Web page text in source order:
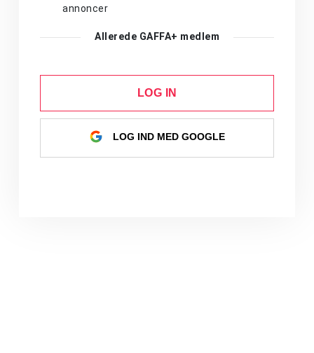
annoncer
Allerede GAFFA+ medlem
LOG IN
LOG IND MED GOOGLE